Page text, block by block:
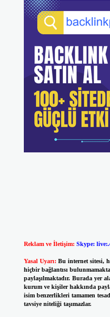
Reklam ve İletişim: Skype:
Yasal Uyarı: Bu internet sitesi,
hiçbir bağlantısı
paylaşılmaktadır. Burada yer
kurum ve kişiler hakkında
isim benzerlikleri tamamen
tavsiye niteliği taşımazlar.